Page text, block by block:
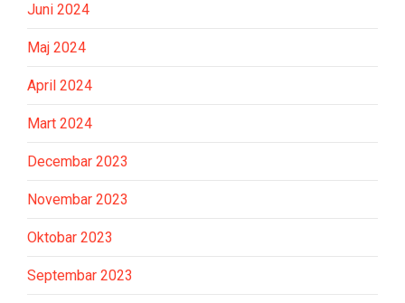
Juni 2024
Maj 2024
April 2024
Mart 2024
Decembar 2023
Novembar 2023
Oktobar 2023
Septembar 2023